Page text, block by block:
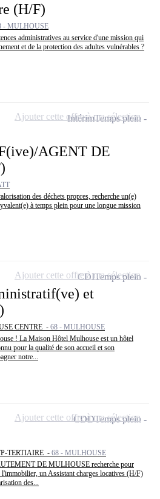
(H/F)
- MULHOUSE
administratives au service d'une mission qui
et de la protection des adultes vulnérables ?
AGENT DE
des déchets propres, recherche un(e)
à temps plein pour une longue mission
IntérimTemps plein
Ajouter cette offre à ma sélection
et
CENTRE - 68 - MULHOUSE
! La Maison Hôtel Mulhouse est un hôtel
pour la qualité de son accueil et son
notre...
CDITemps plein
Ajouter cette offre à ma sélection
TERTIAIRE - 68 - MULHOUSE
DE MULHOUSE recherche pour
l'immobilier, un Assistant charges locatives (H/F)
des...
CDDTemps plein
Ajouter cette offre à ma sélection